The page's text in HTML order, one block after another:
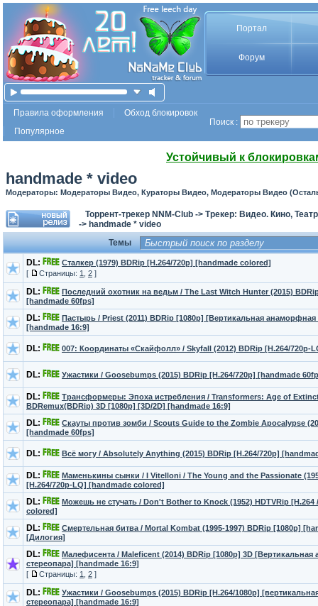
Портал
Форум
Правила оформления
Обход блокировок
Популярное
Поиск :
Устойчивый к
handmade * video
Модераторы: Модераторы Видео, Кураторы Видео, Модераторы Видео
Торрент-трекер NNM-Club -> Трекер: Видео. Кино,
-> handmade * video
Темы
DL:
Сталкер (1979) BDRip [H.264/720p] [handmade colored]
[
Страницы: 1 2 ]
DL:
Последний охотник на ведьм / The Last Witch Hunter (2015)
[handmade 60fps]
DL:
Пастырь / Priest (2011) BDRip [1080p] [Вертикальная анаморфная
[handmade 16:9]
DL: 007: Координаты «Скайфолл» / Skyfall (2012) BDRip [H.264/720p-
DL: Ужастики / Goosebumps (2015) BDRip [H.264/720p] [handmade
DL:
Трансформеры: Эпоха истребления / Transformers: Age of
BDRemux(BDRip) 3D [1080p] [3D/2D] [handmade 16:9]
DL:
Скауты против зомби / Scouts Guide to the Zombie Apocalypse
[handmade 60fps]
DL: Всё могу / Absolutely Anything (2015) BDRip [H.264/720p]
DL:
Маменькины сынки / I Vitelloni / The Young and the Passionate
[H.264/720p-LQ] [handmade colored]
DL:
Можешь не стучать / Don't Bother to Knock (1952) HDTVRip [H.264
colored]
DL:
Смертельная битва / Mortal Kombat (1995-1997) BDRip [1080p]
[Дилогия]
DL:
Малефисента / Maleficent (2014) BDRip [1080p] 3D
стереопара] [handmade 16:9]
[
Страницы: 1 2 ]
DL:
Ужастики / Goosebumps (2015) BDRip [H.264/1080p]
стереопара] [handmade 16:9]